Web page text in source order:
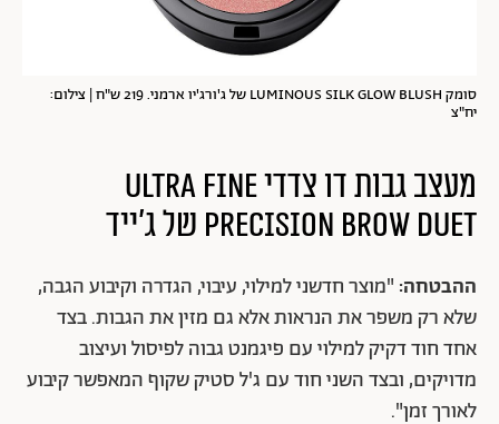
סומק LUMINOUS SILK GLOW BLUSH של ג'ורג'יו ארמני. 219 ש"ח | צילום:
יח"צ
מעצב גבות דו צדדי ULTRA FINE
PRECISION BROW DUET של ג'ייד
ההבטחה: "מוצר חדשני למילוי, עיבוי, הגדרה וקיבוע הגבה,
שלא רק משפר את הנראות אלא גם מזין את הגבות. בצד
אחד חוד דקיק למילוי עם פיגמנט גבוה לפיסול ועיצוב
מדויקים, ובצד השני חוד עם ג'ל סטיק שקוף המאפשר קיבוע
לאורך זמן".